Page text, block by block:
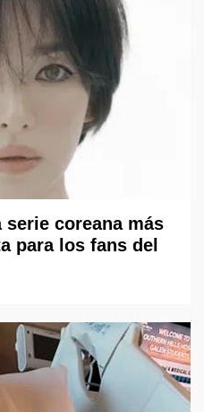
coreana más
para los fans del